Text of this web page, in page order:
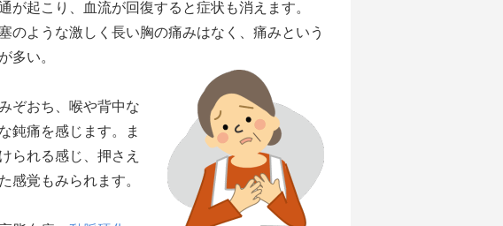
が起こり、血流が回復すると症状も消えます。
のような激しく長い胸の痛みはなく、痛みという
多い。
ぞおち、喉や背中な
鈍痛を感じます。ま
られる感じ、押さえ
感覚もみられます。